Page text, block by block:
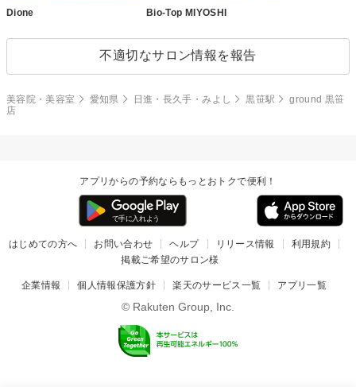
Dione Bio-Top MIYOSHI
不適切なサロン情報を報告
美容院・美容室 愛知県 日進・長久手・みよし 黒笹駅
ground 黒笹
店
アプリからの予約ならもっとおトクで便利！
はじめての方へ お問い合わせ ヘルプ リリース情報
利用規約
掲載ご希望のサロン様
企業情報 個人情報保護方針 楽天のサービス一覧 アプリ一覧
© Rakuten Group, Inc.